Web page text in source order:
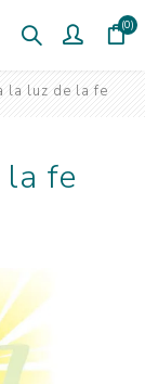
(0)
la luz de la fe
la fe